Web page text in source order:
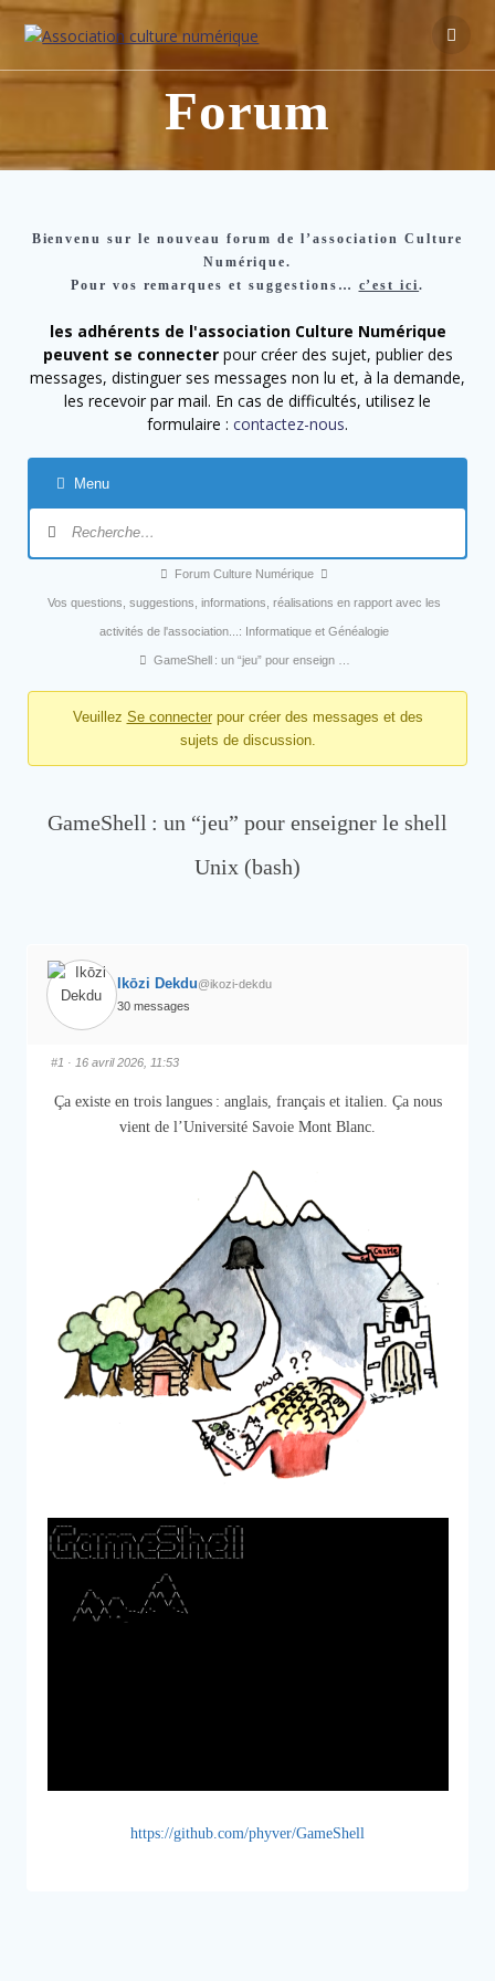
Forum
Bienvenu sur le nouveau forum de l’association Culture
Numérique.
Pour vos remarques et suggestions… c’est ici.
les adhérents de l'association Culture Numérique
peuvent se connecterpour créer des sujet, publier des
messages, distinguer ses messages non lu et, à la demande,
les recevoir par mail. En cas de difficultés, utilisez le
formulaire : contactez-nous.
Menu
Forum Culture Numérique
Vos questions, suggestions, informations, réalisations en rapport avec les
activités de l'association...: Informatique et Généalogie
GameShell : un “jeu” pour enseign …
Veuillez Se connecterpour créer des messages et des
sujets de discussion.
GameShell : un “jeu” pour enseigner le shell
Unix (bash)
Ikōzi Dekdu@ikozi-dekdu
30 messages
#1 · 16 avril 2026, 11:53
Ça existe en trois langues : anglais, français et italien. Ça nous
vient de l’Université Savoie Mont Blanc.
https://github.com/phyver/GameShell